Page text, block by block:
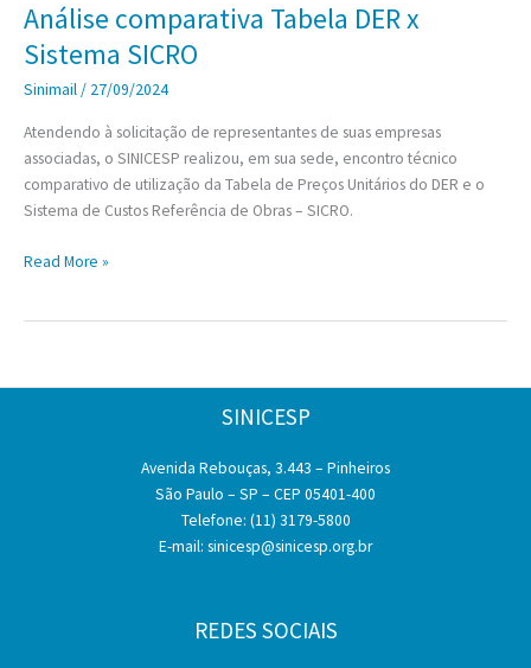
Análise comparativa Tabela DER x
Sistema SICRO
Sinimail/ 27/09/2024
Atendendo à solicitação de representantes de suas empresas
associadas, o SINICESP realizou, em sua sede, encontro técnico
comparativo de utilização da Tabela de Preços Unitários do DER e o
Sistema de Custos Referência de Obras – SICRO.
Análise
Sistema
Read More »
SINICESP
Avenida Rebouças, 3.443 – Pinheiros
São Paulo – SP – CEP 05401-400
Telefone: (11) 3179-5800
E-mail: sinicesp@sinicesp.org.br
REDES SOCIAIS